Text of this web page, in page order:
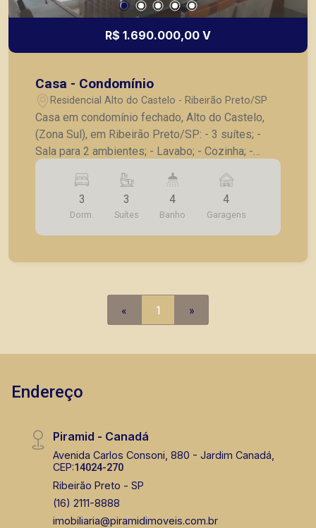
R$ 1.690.000,00 V
Casa - Condomínio
Residencial Alto do Castelo - Ribeirão Preto/SP
Casa em condomínio fechado, Alto do Castelo,
(Zona Sul), em Ribeirão Preto/SP: - 3 suítes; -
Sala para 2 ambientes; - Lavabo; - Cozinha; -
Aquecimento solar; - Piscina aquecida; - 4 vagas
de garagem. A Piramid tem como objetivo
atender seus clientes com agilidade e segurança,
em locação, vendas de imóveis prontos, usados
ou mesmo nos principais lançamentos da cidade
3
Dorm.
3
Suítes
4
Banho
4
Garagens
« 1 »
Endereço
Piramid - Canadá
Avenida Carlos Consoni, 880 - Jardim Canadá,
CEP:14024-270
Ribeirão Preto - SP
(16) 2111-8888
imobiliaria@piramidimoveis.com.br